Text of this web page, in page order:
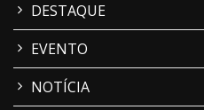
DESTAQUE
EVENTO
NOTÍCIA